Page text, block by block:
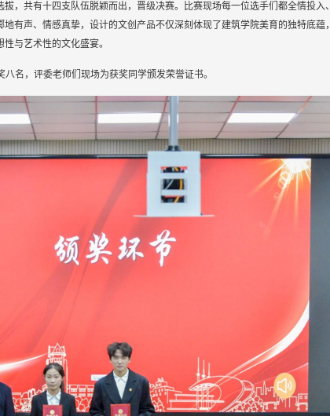
，共有十四支队伍脱颖而出，晋级决赛。比赛现场每一位选手们都全情投入、
有声、情感真挚，设计的文创产品不仅深刻体现了建筑学院美育的独特底蕴，
与艺术性的文化盛宴。
名，评委老师们现场为获奖同学颁发荣誉证书。